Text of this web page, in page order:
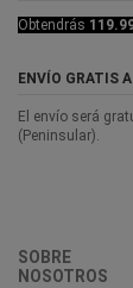
Obtendrás
ENVÍO GRATIS
El envío será
(Peninsular).
SOBRE
NOSOTROS